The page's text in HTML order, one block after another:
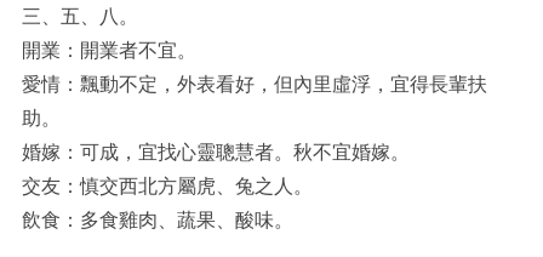
三、五、八。
開業：開業者不宜。
愛情：飄動不定，外表看好，但內里虛浮，宜得長輩扶
助。
婚嫁：可成，宜找心靈聰慧者。秋不宜婚嫁。
交友：慎交西北方屬虎、兔之人。
飲食：多食雞肉、蔬果、酸味。